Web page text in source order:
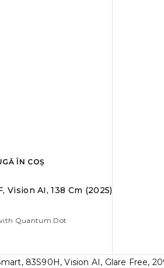
ÎN COȘ
Vision AI, 138 Cm (2025)
Quantum Dot